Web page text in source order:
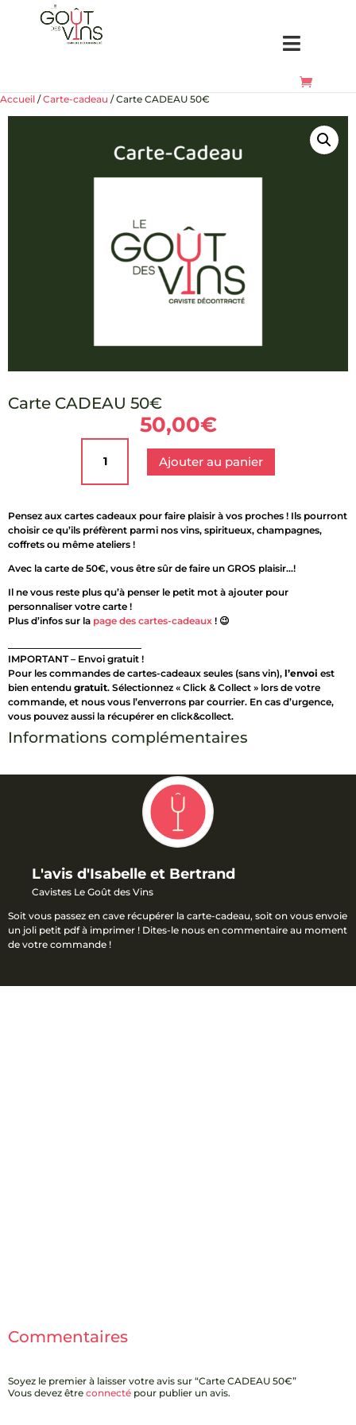
Accueil /Carte-cadeau / Carte CADEAU 50€
Carte CADEAU 50€
50,00€
CADEAU
Ajouter au panier
Pensez aux cartes cadeaux pour faire plaisir à vos proches ! Ils pourront
choisir ce qu’ils préfèrent parmi nos vins, spiritueux, champagnes,
coffrets ou même ateliers !
Avec la carte de 50€, vous être sûr de faire un GROS plaisir…!
Il ne vous reste plus qu’à penser le petit mot à ajouter pour
personnaliser votre carte !
Plus d’infos sur la page des cartes-cadeaux ! 😉
IMPORTANT – Envoi gratuit !
Pour les commandes de cartes-cadeaux seules (sans vin), l’envoi est
bien entendu gratuit. Sélectionnez « Click & Collect » lors de votre
commande, et nous vous l’enverrons par courrier. En cas d’urgence,
vous pouvez aussi la récupérer en click&collect.
Informations complémentaires
L'avis d'Isabelle et Bertrand
Cavistes Le Goût des Vins
Soit vous passez en cave récupérer la carte-cadeau, soit on vous envoie
un joli petit pdf à imprimer ! Dites-le nous en commentaire au moment
de votre commande !
Commentaires
Soyez le premier à laisser votre avis sur “Carte CADEAU 50€”
Vous devez être connecté pour publier un avis.